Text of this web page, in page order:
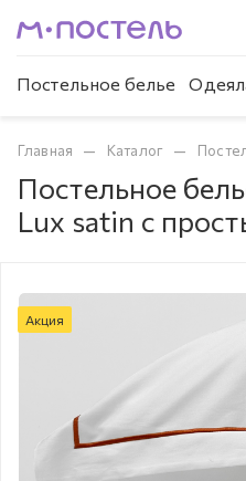
Постельное белье
Главная — Каталог —
Постельное
Lux satin с
Акция